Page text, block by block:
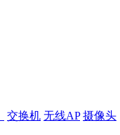
交换机 无线AP 摄像头